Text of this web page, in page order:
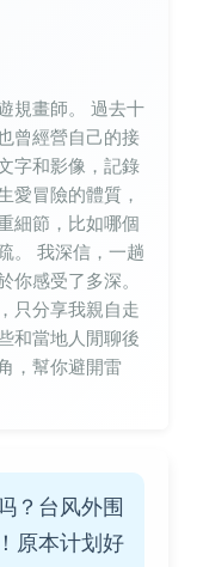
規畫師。 過去十
曾經營自己的接
字和影像，記錄
愛冒險的體質，
細節，比如哪個
。 我深信，一趟
你感受了多深。
只分享我親自走
和當地人閒聊後
，幫你避開雷
？台风外围
原本计划好